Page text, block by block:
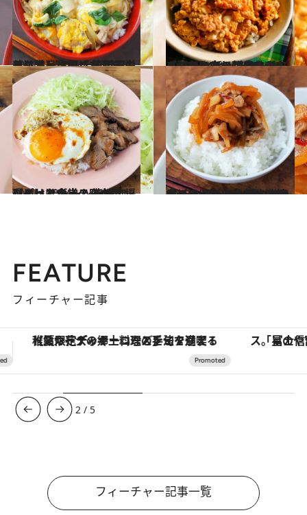
2022.11.27
メニューに困ったときはコレ！ 【とろたま親子のっけ丼】レシピ 簡単で栄養も満足度もバッチリ
グルメ 2022.12.14
【おなかいっぱいひき肉レシピ】 旨みたっぷり「鶏ひき肉の親子丼」 ごろごろっとしたお肉がたまらない
グルメ
2022.12.15
【ごはんが止まらないレシピ】 チャーシューエッグのっけライス 築地市場にあった食堂の味を再現！
グルメ 2023.2.5
【ごはんが止まらないレシピ】 豚バラ大根の甘辛煮のっけごはん 「お肉はバラ肉一択。他部位は禁止」
グルメ
FEATURE
フィーチャー記事
「星のや富士」でデジタルデトックス。冨士信仰の歴史を辿り、心身を調える。 ヴァシュロン・コンスタンタ
3 / 5
フィーチャー記事一覧